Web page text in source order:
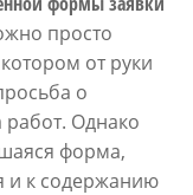
просто
от руки
о
Однако
форма,
и к содержанию